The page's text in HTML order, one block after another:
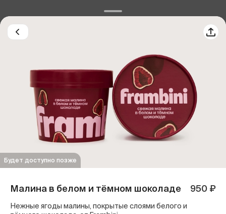
Будет доступно позже
Малина в белом и тёмном шоколаде 950 ₽
Нежные ягоды малины, покрытые слоями белого и